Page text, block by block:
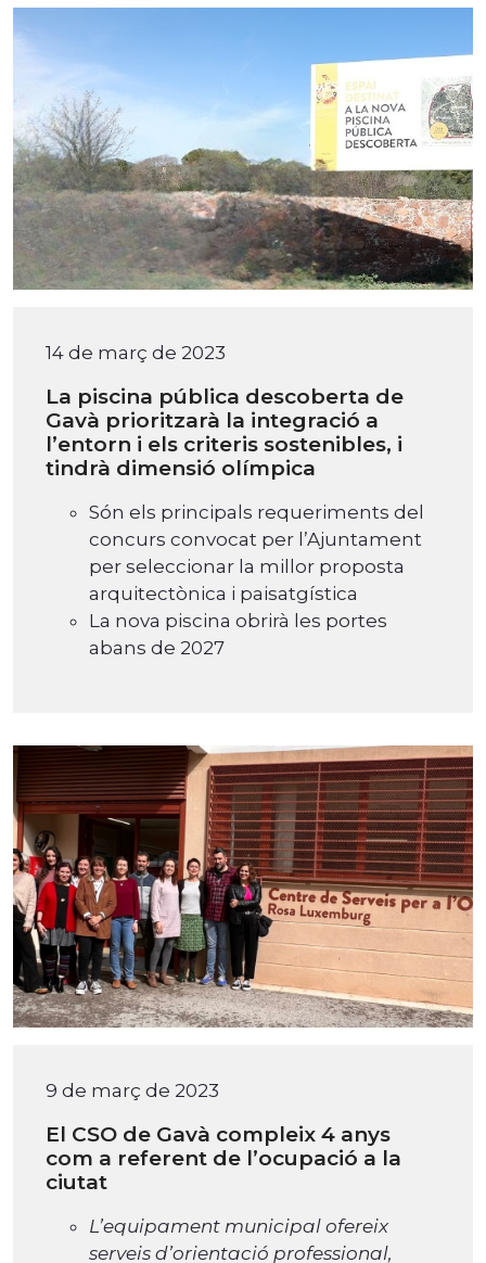
14 de març de 2023
La piscina pública descoberta de
Gavà prioritzarà la integració a
l’entorn i els criteris sostenibles, i
tindrà dimensió olímpica
Són els principals requeriments del
concurs convocat per l’Ajuntament
per seleccionar la millor proposta
arquitectònica i paisatgística
La nova piscina obrirà les portes
abans de 2027
9 de març de 2023
El CSO de Gavà compleix 4 anys
com a referent de l’ocupació a la
ciutat
L’equipament municipal ofereix
serveis d’orientació professional,